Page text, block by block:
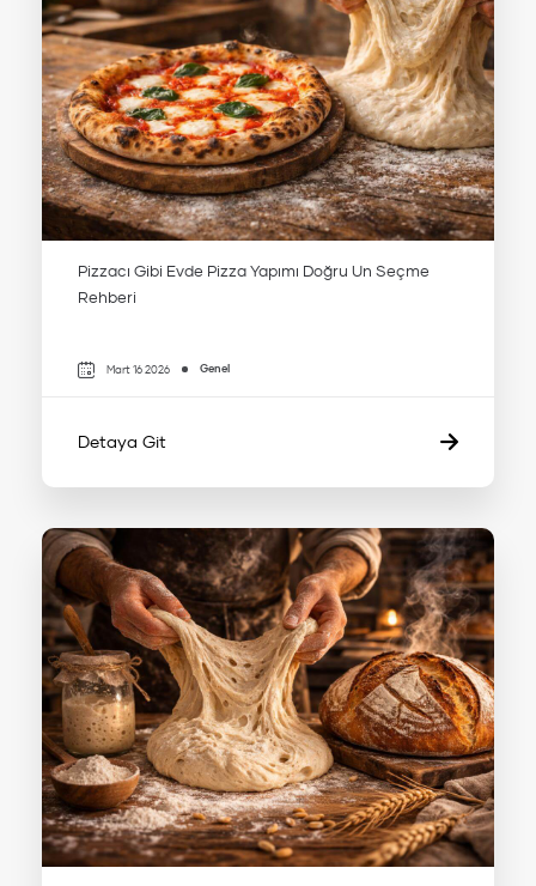
Pizzacı Gibi Evde Pizza Yapımı Doğru Un Seçme
Rehberi
Mart 16 2026 Genel
Detaya Git